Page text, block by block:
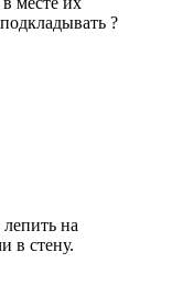
?
на
в стену.